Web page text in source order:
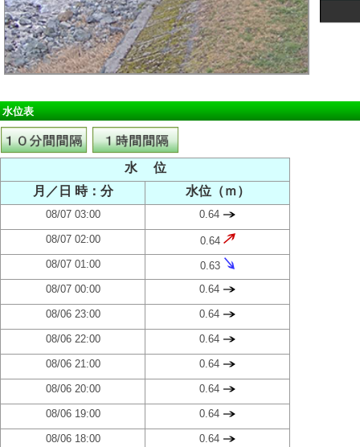
水位表
水 位
月／日 時：分
水位（ｍ）
08/07 03:00 0.64
08/07 02:00
0.64
08/07 01:00
0.63
08/07 00:00
0.64
08/06 23:00 0.64
08/06 22:00 0.64
08/06 21:00 0.64
08/06 20:00 0.64
08/06 19:00 0.64
08/06 18:00 0.64